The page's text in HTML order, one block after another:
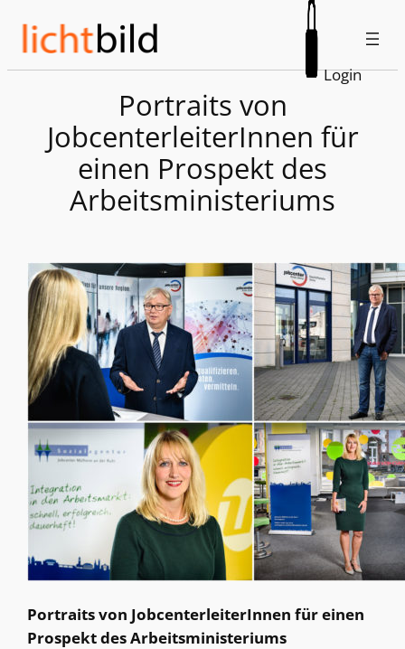
Inhalt
springen
Login
Portraits von
JobcenterleiterInnen für
einen Prospekt des
Arbeitsministeriums
Portraits von JobcenterleiterInnen für einen
Prospekt des Arbeitsministeriums